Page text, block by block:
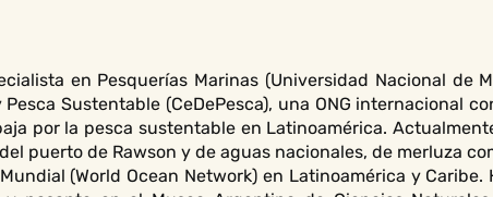
en Pesquerías Marinas (Universidad Nacional de
Sustentable (CeDePesca), una ONG internacional
por la pesca sustentable en Latinoamérica.
puerto de Rawson y de aguas nacionales, de merluza
(World Ocean Network) en Latinoamérica y Caribe.